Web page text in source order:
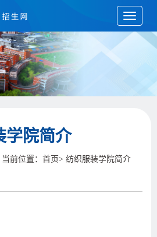
Toggle
学院简介
当前位置： 首页> 纺织服装学院简介